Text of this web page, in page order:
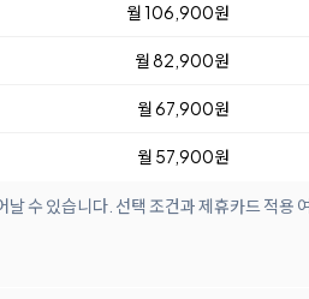
월 106,900원
월 82,900원
월 67,900원
월 57,900원
수 있습니다. 선택 조건과 제휴카드 적용